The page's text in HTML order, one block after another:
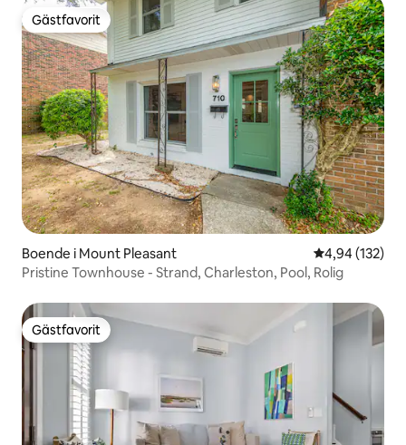
Gästfavorit
Gästfavorit
Boende i Mount Pleasant 4,94 av 5 i
4,94 (132)
Pristine Townhouse - Strand, Charleston, Pool, Rolig
Gästfavorit
Gästfavorit